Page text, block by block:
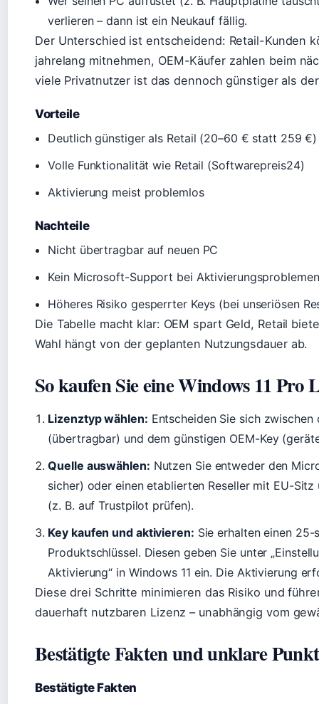
verlieren – dann ist ein Neukauf fällig.
Der Unterschied ist entscheidend: Retail-Kunden
jahrelang mitnehmen, OEM-Käufer zahlen beim
viele Privatnutzer ist das dennoch günstiger als
Vorteile
Deutlich günstiger als Retail (20–60 € statt 259 €)
Volle Funktionalität wie Retail (Softwarepreis24)
Aktivierung meist problemlos
Nachteile
Nicht übertragbar auf neuen PC
Kein Microsoft-Support bei Aktivierungsproblemen
Höheres Risiko gesperrter Keys (bei unseriösen
Die Tabelle macht klar: OEM spart Geld, Retail
Wahl hängt von der geplanten Nutzungsdauer ab.
So kaufen Sie eine Windows 11 Pro
Lizenztyp wählen: Entscheiden Sie sich
(übertragbar) und dem günstigen OEM-Key
Quelle auswählen: Nutzen Sie entweder den
sicher) oder einen etablierten Reseller mit EU-
(z. B. auf Trustpilot prüfen).
Key kaufen und aktivieren: Sie erhalten einen 25-
Produktschlüssel. Diesen geben Sie unter
Aktivierung“ in Windows 11 ein. Die Aktivierung
Diese drei Schritte minimieren das Risiko und
dauerhaft nutzbaren Lizenz – unabhängig vom
Bestätigte Fakten und unklare
Bestätigte Fakten